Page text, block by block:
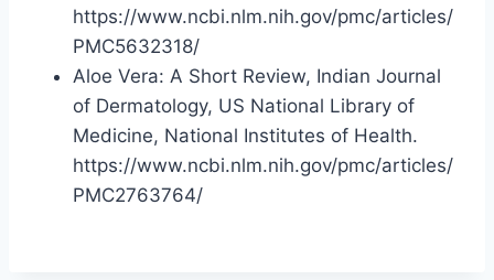
https://www.ncbi.nlm.nih.gov/pmc/articles/
PMC5632318/
Aloe Vera: A Short Review, Indian Journal
of Dermatology, US National Library of
Medicine, National Institutes of Health.
https://www.ncbi.nlm.nih.gov/pmc/articles/
PMC2763764/